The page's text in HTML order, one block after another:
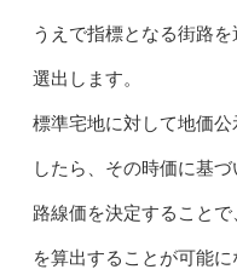
うえで指標となる街路
選出します。
標準宅地に対して地価
したら、その時価に基
路線価を決定すること
を算出することが可能に